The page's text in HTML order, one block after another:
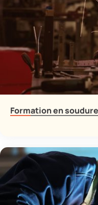
Formation en